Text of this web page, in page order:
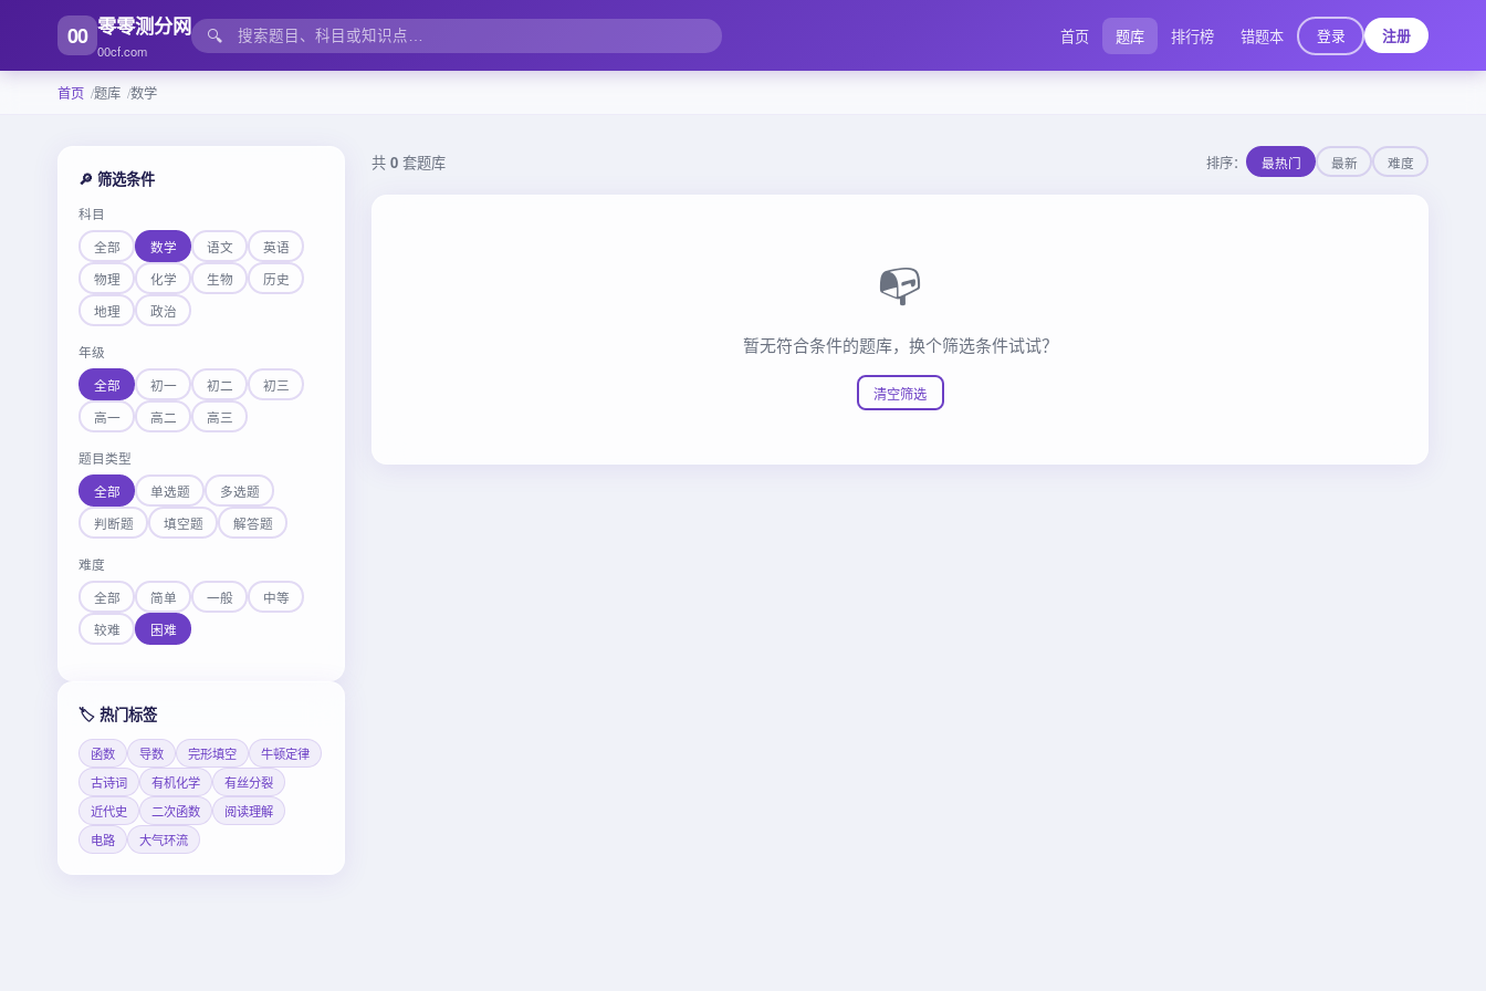
00 零零测分网
00cf.com
🔍 首页 题库 排行榜 错题本 登录 注册
首页 题库 数学
🔎 筛选条件
科目
全部
数学 语文
英语
物理
化学 生物
历史
地理
政治
年级
全部
初一 初二
初三
高一
高二 高三
题目类型
全部
单选题
多选题
判断题
填空题 解答题
难度
全部
简单 一般
中等
较难
困难
🏷️ 热门标签
函数 导数 完形填空
牛顿定律
古诗词
有机化学
有丝分裂
近代史
二次函数
阅读理解
电路
大气环流
共 0 套题库 排序： 最热门 最新 难度
📭
暂无符合条件的题库，换个筛选条件试试？
清空筛选